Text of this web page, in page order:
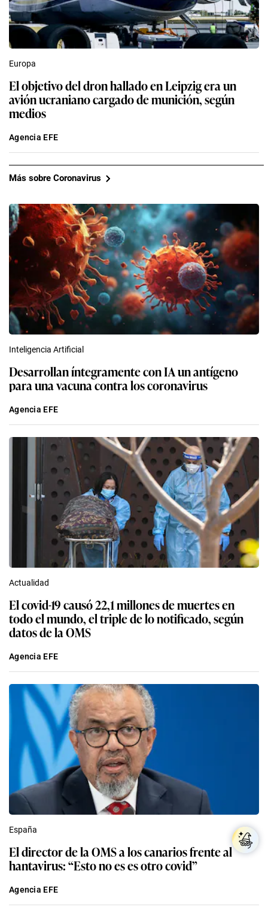
Europa
El objetivo del dron hallado en Leipzig era un
avión ucraniano cargado de munición, según
medios
Agencia EFE
Más sobre Coronavirus
Inteligencia Artificial
Desarrollan íntegramente con IA un antígeno
para una vacuna contra los coronavirus
Agencia EFE
Actualidad
El covid-19 causó 22,1 millones de muertes en
todo el mundo, el triple de lo notificado, según
datos de la OMS
Agencia EFE
España
El director de la OMS a los canarios frente al
hantavirus: “Esto no es es otro covid”
Agencia EFE